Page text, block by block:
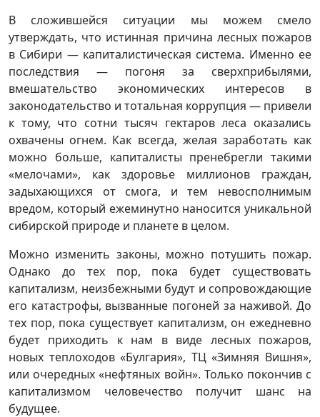
В сложившейся ситуации мы можем смело
утверждать, что истинная причина лесных пожаров
в Сибири — капиталистическая система. Именно ее
последствия — погоня за сверхприбылями,
вмешательство экономических интересов в
законодательство и тотальная коррупция — привели
к тому, что сотни тысяч гектаров леса оказались
охвачены огнем. Как всегда, желая заработать как
можно больше, капиталисты пренебрегли такими
«мелочами», как здоровье миллионов граждан,
задыхающихся от смога, и тем невосполнимым
вредом, который ежеминутно наносится уникальной
сибирской природе и планете в целом.
Можно изменить законы, можно потушить пожар.
Однако до тех пор, пока будет существовать
капитализм, неизбежными будут и сопровождающие
его катастрофы, вызванные погоней за наживой. До
тех пор, пока существует капитализм, он ежедневно
будет приходить к нам в виде лесных пожаров,
новых теплоходов «Булгария», ТЦ «Зимняя Вишня»,
или очередных «нефтяных войн». Только покончив с
капитализмом человечество получит шанс на
будущее.